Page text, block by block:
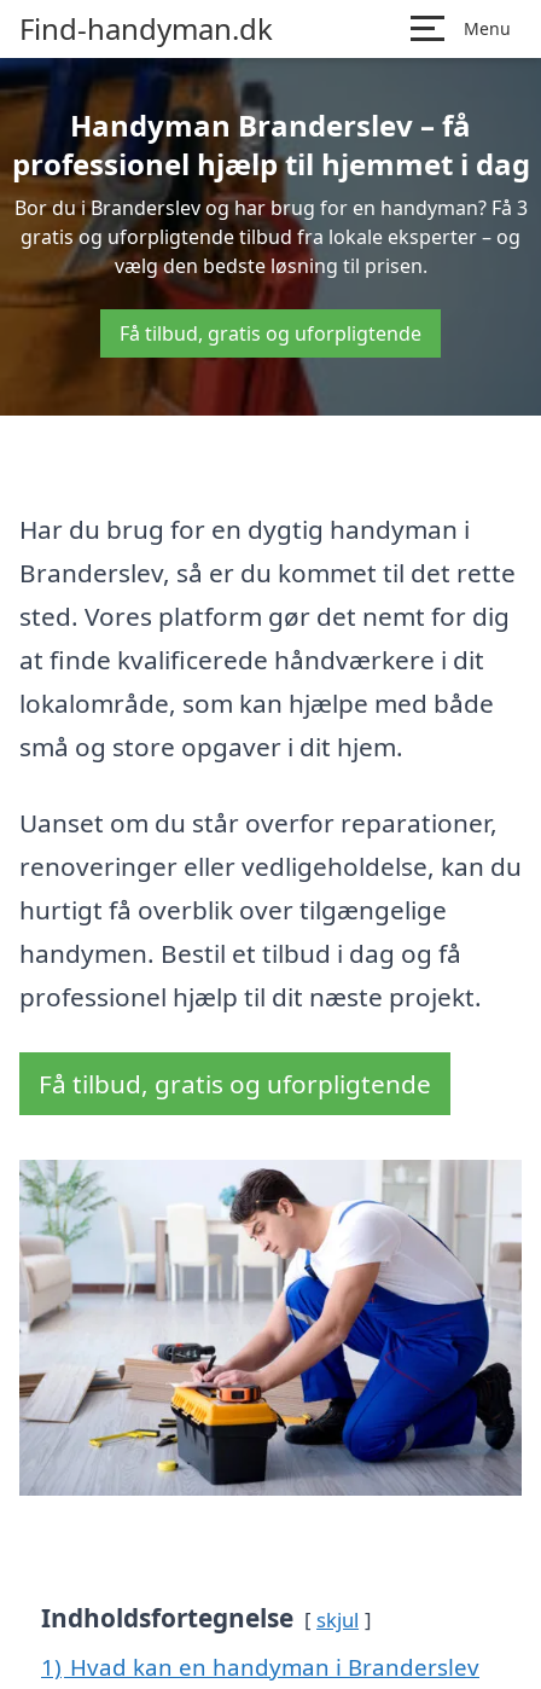
Find-handyman.dk Menu
Handyman Branderslev – få
professionel hjælp til hjemmet i dag
Bor du i Branderslev og har brug for en handyman? Få 3
gratis og uforpligtende tilbud fra lokale eksperter – og
vælg den bedste løsning til prisen.
Få tilbud, gratis og uforpligtende
Har du brug for en dygtig handyman i
Branderslev, så er du kommet til det rette
sted. Vores platform gør det nemt for dig
at finde kvalificerede håndværkere i dit
lokalområde, som kan hjælpe med både
små og store opgaver i dit hjem.
Uanset om du står overfor reparationer,
renoveringer eller vedligeholdelse, kan du
hurtigt få overblik over tilgængelige
handymen. Bestil et tilbud i dag og få
professionel hjælp til dit næste projekt.
Få tilbud, gratis og uforpligtende
Indholdsfortegnelse skjul
1) Hvad kan en handyman i Branderslev